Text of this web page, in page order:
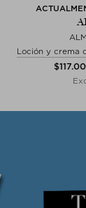
Loción y crema